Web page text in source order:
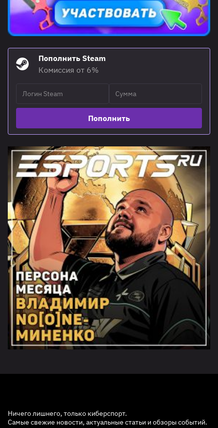
Пополнить Steam
Комиссия от 6%
Пополнить
Ничего лишнего, только киберспорт.
Самые свежие новости, актуальные статьи и обзоры событий.